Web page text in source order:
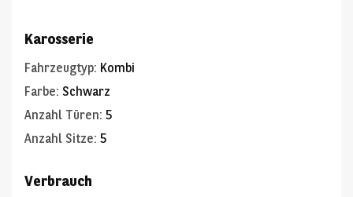
Karosserie
Fahrzeugtyp: Kombi
Farbe: Schwarz
Anzahl Türen: 5
Anzahl Sitze: 5
Verbrauch